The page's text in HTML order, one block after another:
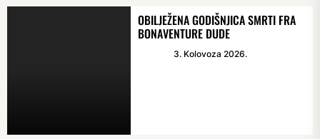
OBILJEŽENA GODIŠNJICA SMRTI FRA
BONAVENTURE DUDE
3. Kolovoza 2026.